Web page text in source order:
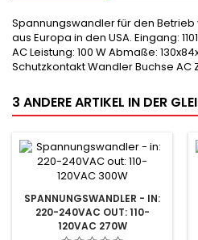
Spannungswandler für den
aus Europa in den USA. Eingang:
AC Leistung: 100 W Abmaße:
Schutzkontakt Wandler Buchse AC
3 ANDERE ARTIKEL IN DER
SPANNUNGSWANDLER - IN:
220-240VAC OUT: 110-
120VAC 270W